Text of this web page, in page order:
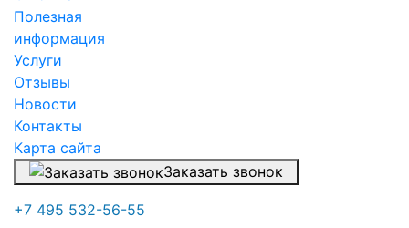
Полезная
информация
Услуги
Отзывы
Новости
Контакты
Карта сайта
Заказать звонок
+7 495 532-56-55